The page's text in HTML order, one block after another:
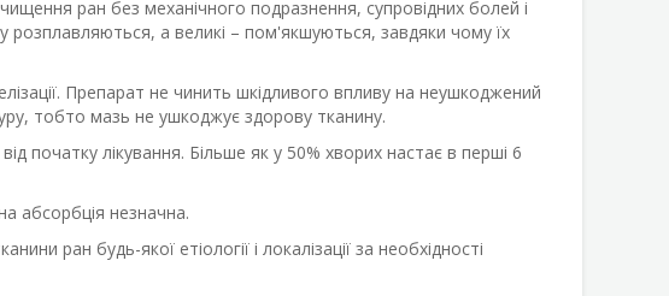
ран без механічного подразнення, супровідних болей і
розплавляються, а великі – пом'якшуються, завдяки чому їх
Препарат не чинить шкідливого впливу на неушкоджений
тобто мазь не ушкоджує здорову тканину.
початку лікування. Більше як у 50% хворих настає в перші 6
абсорбція незначна.
ран будь-якої етіології і локалізації за необхідності